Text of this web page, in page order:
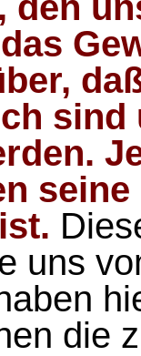
sind
uns
die